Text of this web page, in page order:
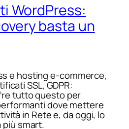
WordPress:
basta un
e hosting e-commerce,
SSL, GDPR:
tutto questo per
dove mettere
in Rete e, da oggi, lo
più smart.